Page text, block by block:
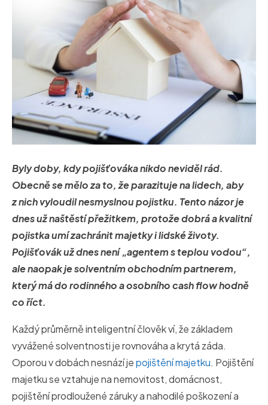
Byly doby, kdy pojišťováka nikdo neviděl rád.
Obecně se mělo za to, že parazituje na lidech, aby
z nich vyloudil nesmyslnou pojistku. Tento názor je
dnes už naštěstí přežitkem, protože dobrá a kvalitní
pojistka umí zachránit majetky i lidské životy.
Pojišťovák už dnes není „agentem s teplou vodou“,
ale naopak je solventním obchodním partnerem,
který má do rodinného a osobního cash flow hodně
co říct.
Každý průměrně inteligentní člověk ví, že základem
vyvážené solventnosti je rovnováha a krytá záda.
Oporou v dobách nesnází jepojištění majetku. Pojištění
majetku se vztahuje na nemovitost, domácnost,
pojištění prodloužené záruky a nahodilé poškození a